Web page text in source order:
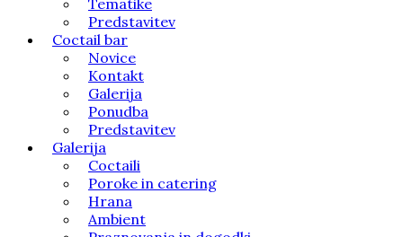
Tematike
Predstavitev
Coctail bar
Novice
Kontakt
Galerija
Ponudba
Predstavitev
Galerija
Coctaili
Poroke in catering
Hrana
Ambient